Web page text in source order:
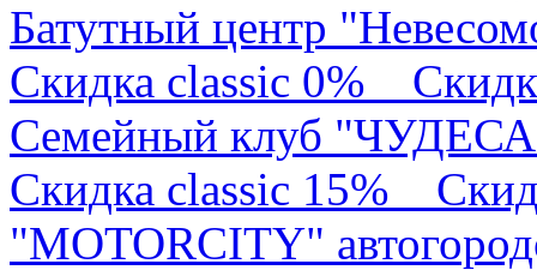
Батутный центр
Скидка classic 0%
Семейный клуб
Скидка classic 15%
"MOTORCITY"